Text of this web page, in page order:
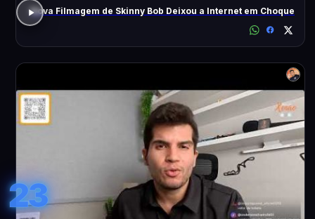
Nova Filmagem de Skinny Bob Deixou a Internet em Choque
23